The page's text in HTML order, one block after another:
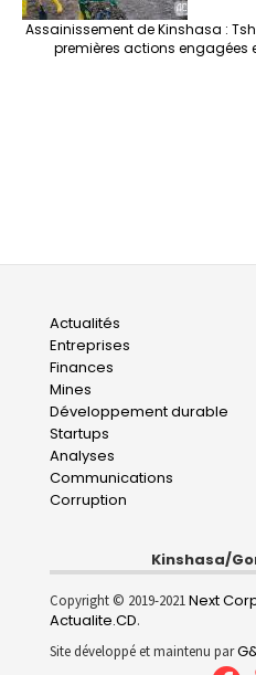
Assainissement de Kinshasa :
premières actions engagées
Main
navigation
Actualités
Entreprises
Finances
Mines
Développement durable
Startups
Analyses
Communications
Corruption
Kinshasa/
Copyright © 2019-2021Next
Actualite.CD.
Site développé et maintenu par